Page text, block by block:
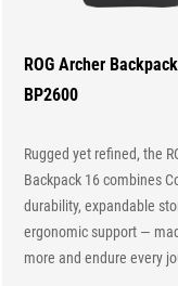
ROG Archer
BP2600
Rugged yet refined, the
Backpack 16 combines
durability, expandable
ergonomic support —
more and endure every